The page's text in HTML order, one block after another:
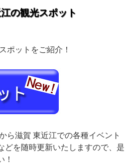
の観光スポット
ポットをご紹介！
ら滋賀 東近江での各種イベント
どを随時更新いたしますので、是
！